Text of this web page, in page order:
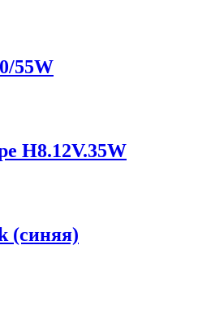
55W
H8.12V.35W
(синяя)